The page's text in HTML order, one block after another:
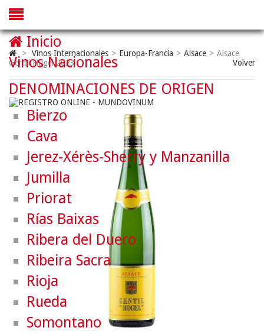
> Vinos Internacionales > Europa-Francia > Alsace > Alsace
Gentil Hugel 2023
Volver
Inicio
Vinos Nacionales
DENOMINACIONES DE ORIGEN
Bierzo
Cava
Jerez-Xérès-Sherry y Manzanilla
Jumilla
Priorat
Rías Baixas
Ribera del Duero
Ribeira Sacra
Rioja
Rueda
Somontano